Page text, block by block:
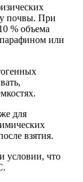
почвы. При
% объема
или
для
взятия.
условии, что